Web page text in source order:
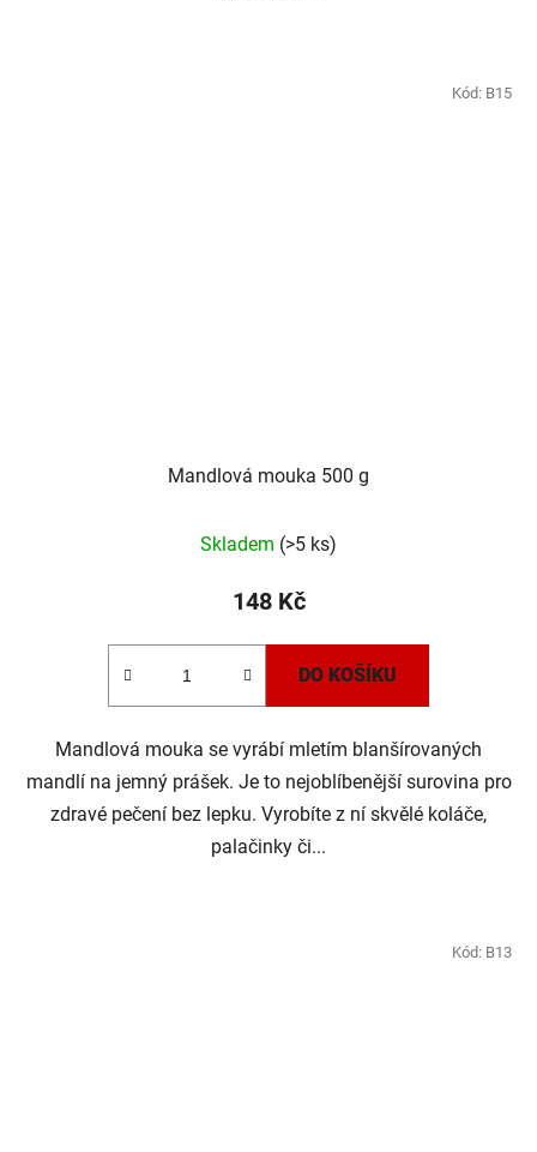
Mandlová mouka 500 g
hodnocení
produktu
hvězdiček.
Skladem (>5 ks)
148 Kč
DO KOŠÍKU
Mandlová mouka se vyrábí mletím blanšírovaných
mandlí na jemný prášek. Je to nejoblíbenější surovina pro
zdravé pečení bez lepku. Vyrobíte z ní skvělé koláče,
palačinky či...
Kód: B15
Kód: B13